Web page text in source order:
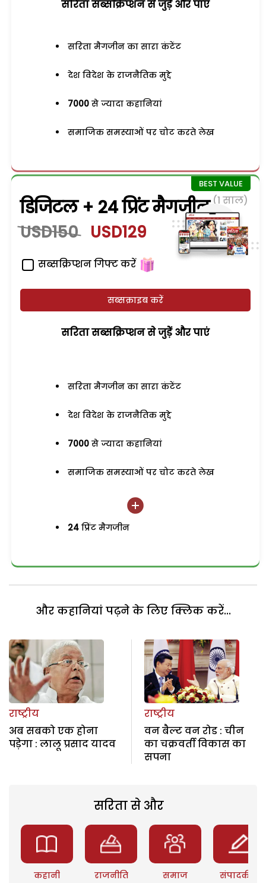
सरिता सब्सक्रिप्शन से जुड़ेें और पाएं
सरिता मैगजीन का सारा कंटेंट
देश विदेश के राजनैतिक मुद्दे
7000 से ज्यादा कहानियां
समाजिक समस्याओं पर चोट करते लेख
डिजिटल + 24 प्रिंट मैगजीन (1 साल)
USD150 USD129
सब्सक्रिप्शन गिफ्ट करें
सब्सक्राइब करें
सरिता सब्सक्रिप्शन से जुड़ेें और पाएं
सरिता मैगजीन का सारा कंटेंट
देश विदेश के राजनैतिक मुद्दे
7000 से ज्यादा कहानियां
समाजिक समस्याओं पर चोट करते लेख
24 प्रिंट मैगजीन
और कहानियां पढ़ने के लिए क्लिक करें...
राष्ट्रीय
अब सबको एक होना
पड़ेगा : लालू प्रसाद यादव
राष्ट्रीय
वन बैल्ट वन रोड : चीन
का चक्रवर्ती विकास का
सपना
सरिता से और
कहानी राजनीति समाज संपादकीय